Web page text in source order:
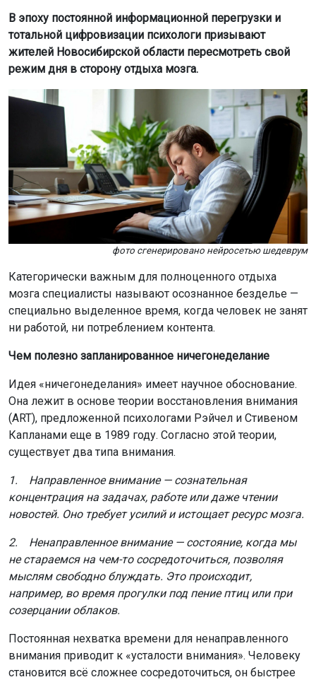
В эпоху постоянной информационной перегрузки и
тотальной цифровизации психологи призывают
жителей Новосибирской области пересмотреть свой
режим дня в сторону отдыха мозга.
фото сгенерировано нейросетью шедеврум
Категорически важным для полноценного отдыха
мозга специалисты называют осознанное безделье —
специально выделенное время, когда человек не занят
ни работой, ни потреблением контента.
Чем полезно запланированное ничегонеделание
Идея «ничегонеделания» имеет научное обоснование.
Она лежит в основе теории восстановления внимания
(ART), предложенной психологами Рэйчел и Стивеном
Капланами еще в 1989 году. Согласно этой теории,
существует два типа внимания.
1. Направленное внимание — сознательная
концентрация на задачах, работе или даже чтении
новостей. Оно требует усилий и истощает ресурс мозга.
2. Ненаправленное внимание — состояние, когда мы
не стараемся на чем-то сосредоточиться, позволяя
мыслям свободно блуждать. Это происходит,
например, во время прогулки под пение птиц или при
созерцании облаков.
Постоянная нехватка времени для ненаправленного
внимания приводит к «усталости внимания». Человеку
становится всё сложнее сосредоточиться, он быстрее